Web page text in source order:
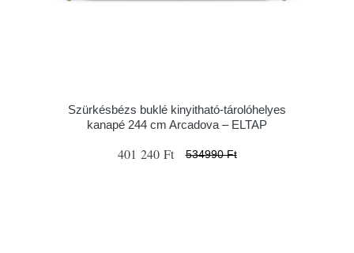
Szürkésbézs buklé kinyitható-tárolóhelyes
kanapé 244 cm Arcadova – ELTAP
401 240 Ft 534990 Ft